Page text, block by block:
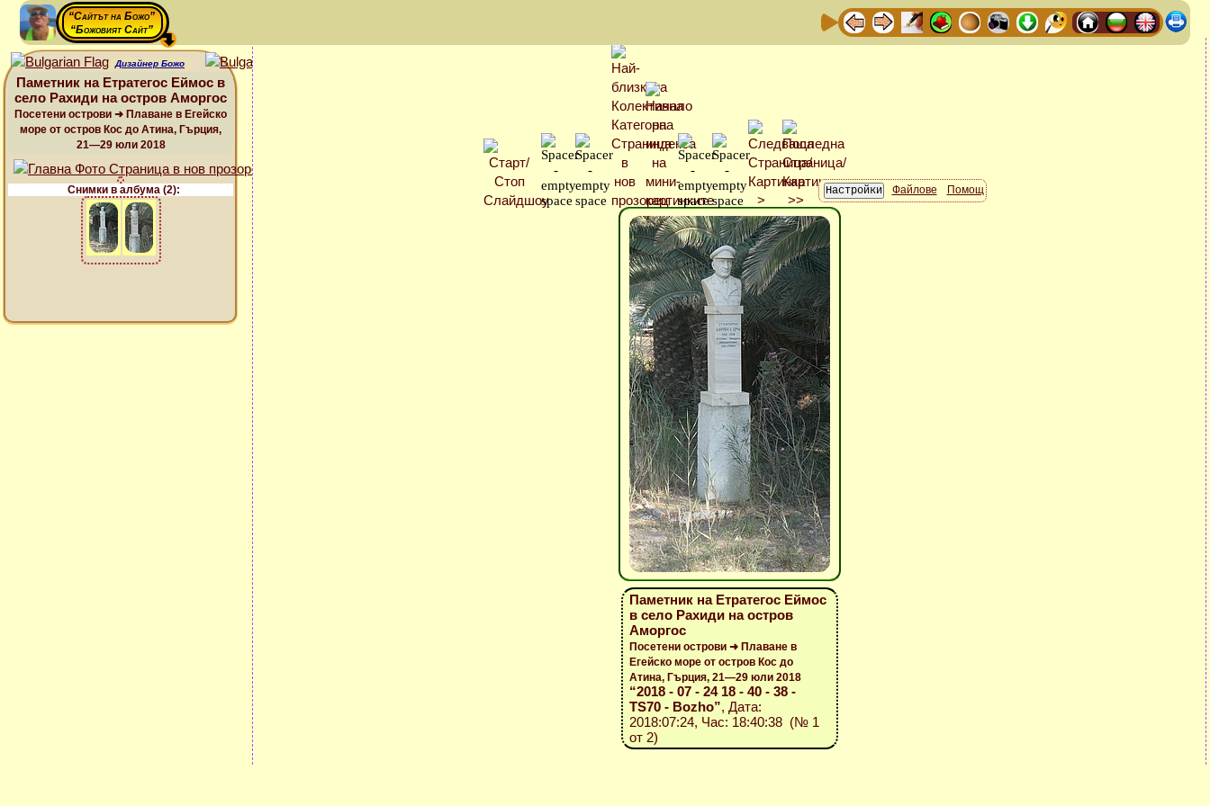
“Сайтът на Божо”
“Божовият Сайт”
Дизайнер Божо
Паметник на Етратегос Еймос в
село Рахиди на остров Аморгос
Посетени острови ➜ Плаване в Егейско
море от остров Кос до Атина, Гърция,
21—29 юли 2018
Снимки в албума (2): Файлове Помощ
Паметник на Етратегос Еймос
в село Рахиди на остров
Аморгос
Посетени острови ➜ Плаване в
Егейско море от остров Кос до
Атина, Гърция, 21—29 юли 2018
“2018 - 07 - 24 18 - 40 - 38 -
TS70 - Bozho”, Дата:
2018:07:24, Час: 18:40:38 (№ 1
от 2)